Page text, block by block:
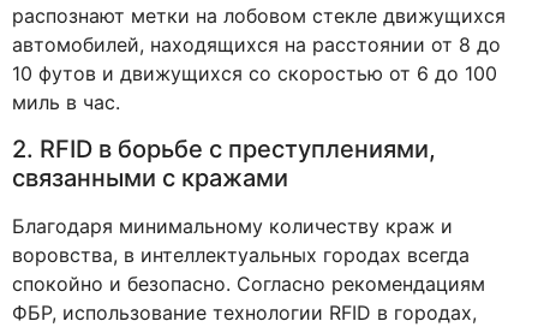
распознают метки на лобовом стекле движущихся
автомобилей, находящихся на расстоянии от 8 до
10 футов и движущихся со скоростью от 6 до 100
миль в час.
2. RFID в борьбе с преступлениями,
связанными с кражами
Благодаря минимальному количеству краж и
воровства, в интеллектуальных городах всегда
спокойно и безопасно. Согласно рекомендациям
ФБР, использование технологии RFID в городах,